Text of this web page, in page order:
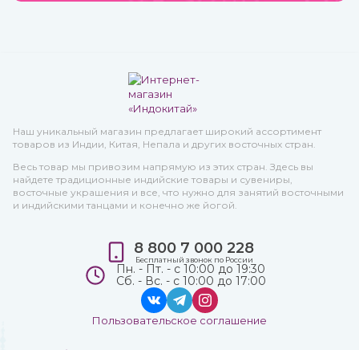
Наш уникальный магазин предлагает широкий ассортимент
товаров из Индии, Китая, Непала и других восточных стран.
Весь товар мы привозим напрямую из этих стран. Здесь вы
найдете традиционные индийские товары и сувениры,
восточные украшения и все, что нужно для занятий восточными
и индийскими танцами и конечно же йогой.
8 800 7 000 228
Бесплатный звонок по России
Пн. - Пт. - с 10:00 до 19:30
Сб. - Вс. - с 10:00 до 17:00
Пользовательское соглашение